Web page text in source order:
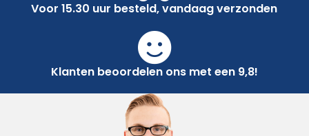
Voor 15.30 uur besteld, vandaag verzonden
Klanten beoordelen ons met een 9,8!